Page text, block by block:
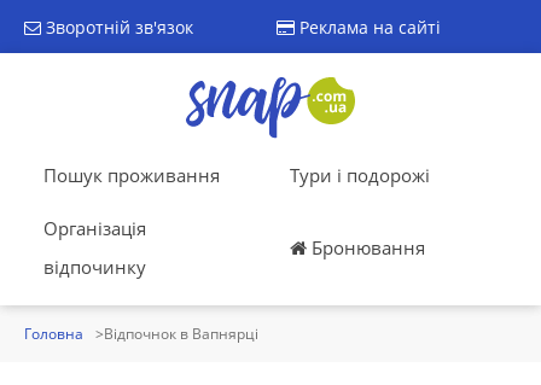
Зворотній зв'язок Реклама на сайті
Пошук проживання Тури і подорожі
Організація
відпочинку
Бронювання
Головна Відпочнок в Вапнярці